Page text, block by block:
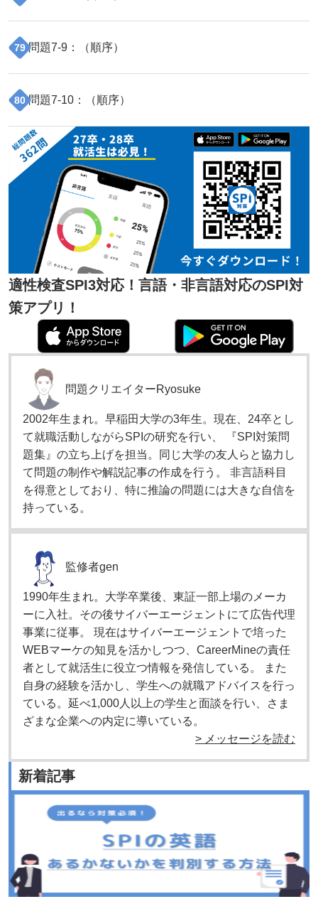
79 問題7-9 ：（順序）
80 問題7-10 ：（順序）
適性検査SPI3対応！言語・非言語対応のSPI対
策アプリ！
問題クリエイターRyosuke
2002年生まれ。早稲田大学の3年生。現在、24卒とし
て就職活動しながらSPIの研究を行い、 『SPI対策問
題集』の立ち上げを担当。同じ大学の友人らと協力し
て問題の制作や解説記事の作成を行う。 非言語科目
を得意としており、特に推論の問題には大きな自信を
持っている。
監修者gen
1990年生まれ。大学卒業後、東証一部上場のメーカ
ーに入社。その後サイバーエージェントにて広告代理
事業に従事。 現在はサイバーエージェントで培った
WEBマーケの知見を活かしつつ、CareerMineの責任
者として就活生に役立つ情報を発信している。 また
自身の経験を活かし、学生への就職アドバイスを行っ
ている。延べ1,000人以上の学生と面談を行い、さま
ざまな企業への内定に導いている。
> メッセージを読む
新着記事